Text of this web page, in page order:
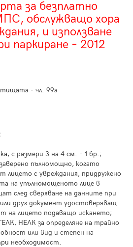
за безплатно
обслужващо хора
и използване
паркиране – 2012
- чл. 99а
с размери 3 на 4 см. – 1 бр.;
пълномощно, когато
лицето с увреждания, придружено
на упълномощеното лице в
след сверяване на данните при
друг документ удостоверяващ
на лицето подаващо искането;
НЕЛК за определяне на трайно
или вид и степен на
необходимост.